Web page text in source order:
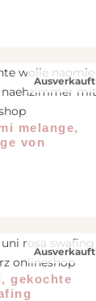
Ausverkauft
melange,
von
Ausverkauft
gekochte